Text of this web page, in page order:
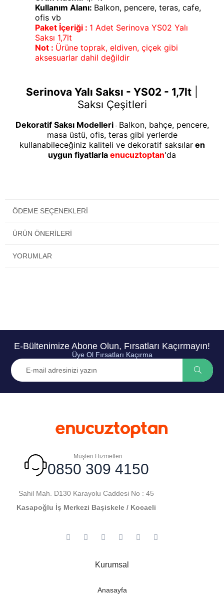
Kullanım Alanı: Balkon, pencere, teras, cafe,
ofis vb
Paket İçeriği : 1 Adet Serinova YS02 Yalı
Saksı 1,7lt
Not : Ürüne toprak, eldiven, çiçek gibi
aksesuarlar dahil değildir
Serinova Yalı Saksı - YS02 - 1,7lt
Saksı Çeşitleri
Dekoratif Saksı Modelleri- Balkon, bahçe, pencere,
masa üstü, ofis, teras gibi yerlerde
kullanabileceğiniz kaliteli ve dekoratif saksılaren
uygun fiyatlarla enucuztoptan'da
ÖDEME SEÇENEKLERI
ÜRÜN ÖNERILERI
YORUMLAR
E-Bültenimize Abone Olun, Fırsatları Kaçırmayın!
Üye Ol Fırsatları Kaçırma
Müşteri Hizmetleri
0850 309 4150
Sahil Mah. D130 Karayolu Caddesi No : 45
Kasapoğlu İş Merkezi Başiskele / Kocaeli
Kurumsal
Anasayfa